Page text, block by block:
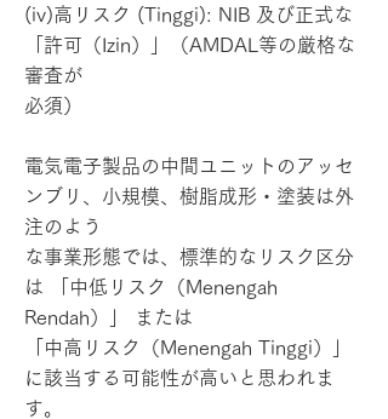
(iv)高リスク (Tinggi): NIB 及び正式な
「許可（Izin）」（AMDAL等の厳格な
審査が
必須）
電気電子製品の中間ユニットのアッセ
ンブリ、小規模、樹脂成形・塗装は外
注のよう
な事業形態では、標準的なリスク区分
は 「中低リスク（Menengah
Rendah）」 または
「中高リスク（Menengah Tinggi）」
に該当する可能性が高いと思われま
す。